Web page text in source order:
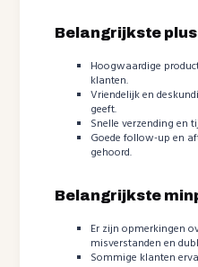
Belangrijkste
Hoogwaardige
klanten.
Vriendelijk en
geeft.
Snelle verzending en
Goede follow-up en
gehoord.
Belangrijkste
Er zijn opmerkingen
misverstanden en
Sommige klanten